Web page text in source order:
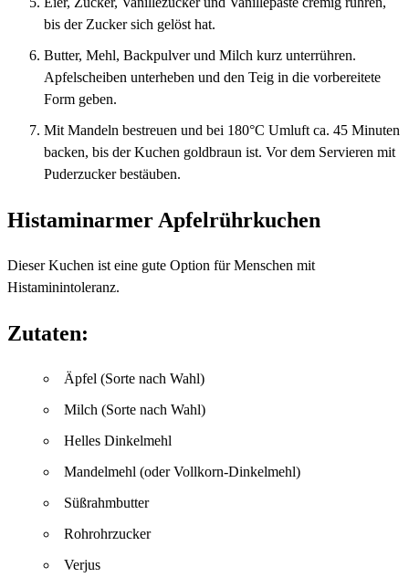
bis der Zucker sich gelöst hat.
Butter, Mehl, Backpulver und Milch kurz unterrühren.
Apfelscheiben unterheben und den Teig in die vorbereitete
Form geben.
Mit Mandeln bestreuen und bei 180°C Umluft ca. 45 Minuten
backen, bis der Kuchen goldbraun ist. Vor dem Servieren mit
Puderzucker bestäuben.
Histaminarmer Apfelrührkuchen
Dieser Kuchen ist eine gute Option für Menschen mit
Histaminintoleranz.
Zutaten:
Äpfel (Sorte nach Wahl)
Milch (Sorte nach Wahl)
Helles Dinkelmehl
Mandelmehl (oder Vollkorn-Dinkelmehl)
Süßrahmbutter
Rohrohrzucker
Verjus